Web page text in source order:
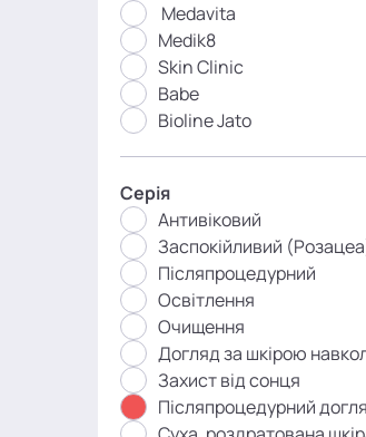
Medavita
Medik8
Skin Clinic
Babe
Bioline Jato
Серія
Антивіковий
Заспокійливий
Післяпроцедурний
Освітлення
Очищення
Догляд за шкірою
Захист від сонця
Післяпроцедурний